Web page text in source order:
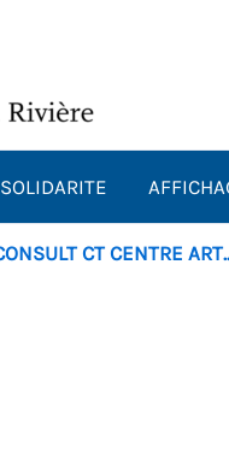
SOLIDARITE
CT CENTRE